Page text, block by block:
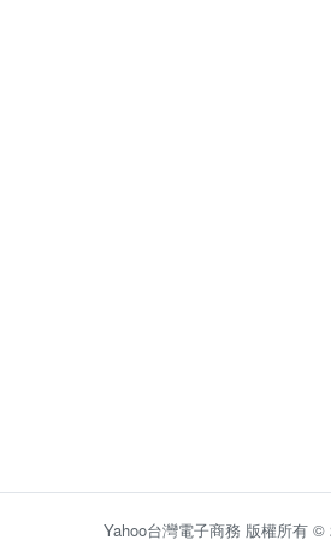
Yahoo台灣電子商務 版權所有 ©